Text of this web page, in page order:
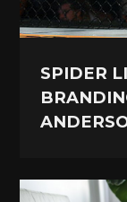
SPIDER